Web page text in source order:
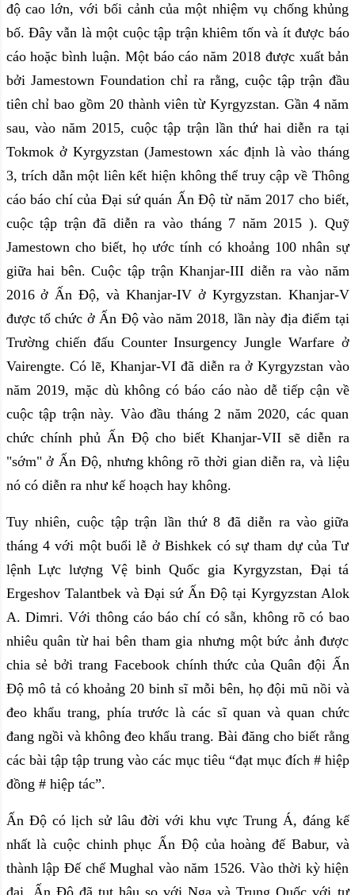
độ cao lớn, với bối cảnh của một nhiệm vụ chống khủng
bố. Đây vẫn là một cuộc tập trận khiêm tốn và ít được báo
cáo hoặc bình luận. Một báo cáo năm 2018 được xuất bản
bởi Jamestown Foundation chỉ ra rằng, cuộc tập trận đầu
tiên chỉ bao gồm 20 thành viên từ Kyrgyzstan. Gần 4 năm
sau, vào năm 2015, cuộc tập trận lần thứ hai diễn ra tại
Tokmok ở Kyrgyzstan (Jamestown xác định là vào tháng
3, trích dẫn một liên kết hiện không thể truy cập về Thông
cáo báo chí của Đại sứ quán Ấn Độ từ năm 2017 cho biết,
cuộc tập trận đã diễn ra vào tháng 7 năm 2015 ). Quỹ
Jamestown cho biết, họ ước tính có khoảng 100 nhân sự
giữa hai bên. Cuộc tập trận Khanjar-III diễn ra vào năm
2016 ở Ấn Độ, và Khanjar-IV ở Kyrgyzstan. Khanjar-V
được tổ chức ở Ấn Độ vào năm 2018, lần này địa điểm tại
Trường chiến đấu Counter Insurgency Jungle Warfare ở
Vairengte. Có lẽ, Khanjar-VI đã diễn ra ở Kyrgyzstan vào
năm 2019, mặc dù không có báo cáo nào dễ tiếp cận về
cuộc tập trận này. Vào đầu tháng 2 năm 2020, các quan
chức chính phủ Ấn Độ cho biết Khanjar-VII sẽ diễn ra
"sớm" ở Ấn Độ, nhưng không rõ thời gian diễn ra, và liệu
nó có diễn ra như kế hoạch hay không.
Tuy nhiên, cuộc tập trận lần thứ 8 đã diễn ra vào giữa
tháng 4 với một buổi lễ ở Bishkek có sự tham dự của Tư
lệnh Lực lượng Vệ binh Quốc gia Kyrgyzstan, Đại tá
Ergeshov Talantbek và Đại sứ Ấn Độ tại Kyrgyzstan Alok
A. Dimri. Với thông cáo báo chí có sẵn, không rõ có bao
nhiêu quân từ hai bên tham gia nhưng một bức ảnh được
chia sẻ bởi trang Facebook chính thức của Quân đội Ấn
Độ mô tả có khoảng 20 binh sĩ mỗi bên, họ đội mũ nồi và
đeo khẩu trang, phía trước là các sĩ quan và quan chức
đang ngồi và không đeo khẩu trang. Bài đăng cho biết rằng
các bài tập tập trung vào các mục tiêu “đạt mục đích # hiệp
đồng # hiệp tác”.
Ấn Độ có lịch sử lâu đời với khu vực Trung Á, đáng kể
nhất là cuộc chinh phục Ấn Độ của hoàng đế Babur, và
thành lập Đế chế Mughal vào năm 1526. Vào thời kỳ hiện